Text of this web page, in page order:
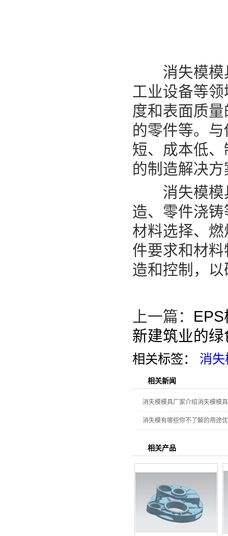
消失模模具
工业设备等
度和表面质
的零件等。
短、成本低
的制造解决方
消失模模具
造、零件浇
材料选择、
件要求和材
造和控制，
上一篇：
新建筑业的
相关标签： 消
相关新闻
消失模模具厂家介绍消失模模
消失模有哪些你不了解的用途
相关产品